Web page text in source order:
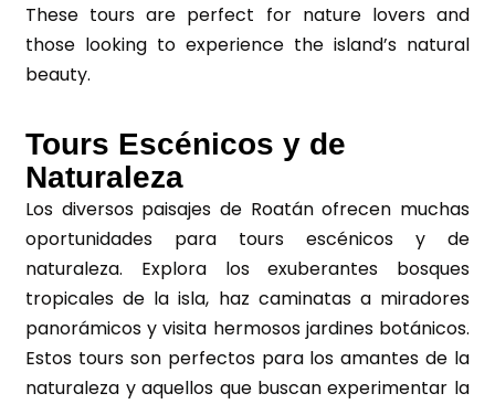
These tours are perfect for nature lovers and
those looking to experience the island’s natural
beauty.
Tours Escénicos y de
Naturaleza
Los diversos paisajes de Roatán ofrecen muchas
oportunidades para tours escénicos y de
naturaleza. Explora los exuberantes bosques
tropicales de la isla, haz caminatas a miradores
panorámicos y visita hermosos jardines botánicos.
Estos tours son perfectos para los amantes de la
naturaleza y aquellos que buscan experimentar la